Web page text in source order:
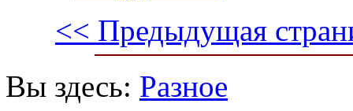
<< Предыдущая
Вы здесь: Разное